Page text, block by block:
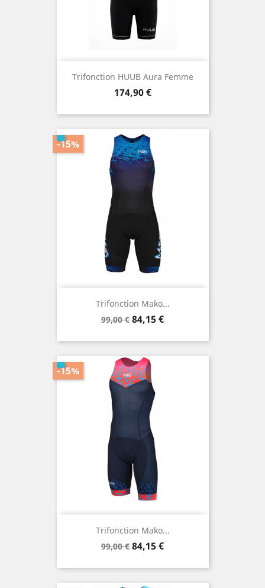
Trifonction HUUB Aura Femme
Prix
174,90 €
Trifonction Mako...
Prix
base
99,00 €
-15%
Prix
84,15 €
Trifonction Mako...
Prix
base
99,00 €
-15%
Prix
84,15 €